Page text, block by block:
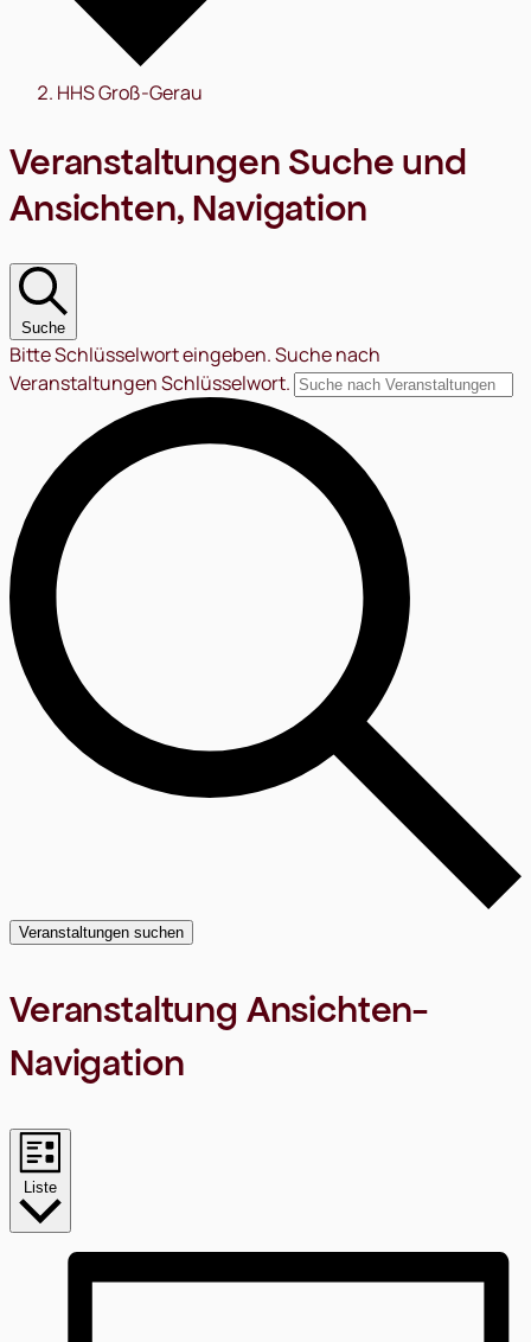
HHS Groß-Gerau
Veranstaltungen
Veranstaltungen Suche und
Ansichten, Navigation
Suche
Bitte Schlüsselwort eingeben. Suche nach
Veranstaltungen Schlüsselwort.
Veranstaltungen suchen
Veranstaltung Ansichten-
Navigation
Liste